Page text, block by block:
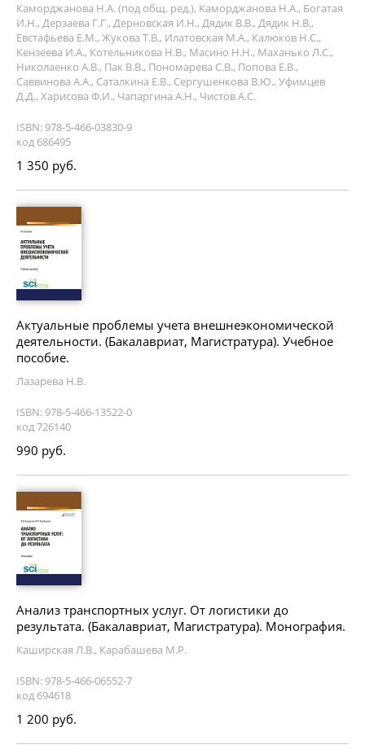
Каморджанова Н.А. (под общ. ред.), Каморджанова Н.А., Богатая
И.Н., Дерзаева Г.Г., Дерновская И.Н., Дядик В.В., Дядик Н.В.,
Евстафьева Е.М., Жукова Т.В., Илатовская М.А., Калюков Н.С.,
Кензеева И.А., Котельникова Н.В., Масино Н.Н., Маханько Л.С.,
Николаенко А.В., Пак В.В., Пономарева С.В., Попова Е.В.,
Саввинова А.А., Саталкина Е.В., Сергушенкова В.Ю., Уфимцев
Д.Д., Харисова Ф.И., Чапаргина А.Н., Чистов А.С.
ISBN: 978-5-466-03830-9
код 686495
1 350 руб.
Актуальные проблемы учета внешнеэкономической
деятельности. (Бакалавриат, Магистратура). Учебное
пособие.
Лазарева Н.В.
ISBN: 978-5-466-13522-0
код 726140
990 руб.
Анализ транспортных услуг. От логистики до
результата. (Бакалавриат, Магистратура). Монография.
Каширская Л.В., Карабашева М.Р.
ISBN: 978-5-466-06552-7
код 694618
1 200 руб.